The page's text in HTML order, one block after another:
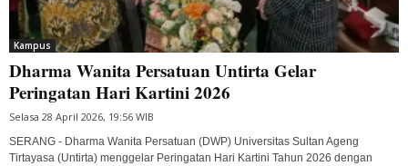
Kampus
Dharma Wanita Persatuan Untirta Gelar
Peringatan Hari Kartini 2026
Selasa 28 April 2026, 19:56 WIB
SERANG - Dharma Wanita Persatuan (DWP) Universitas Sultan Ageng
Tirtayasa (Untirta) menggelar Peringatan Hari Kartini Tahun 2026 dengan